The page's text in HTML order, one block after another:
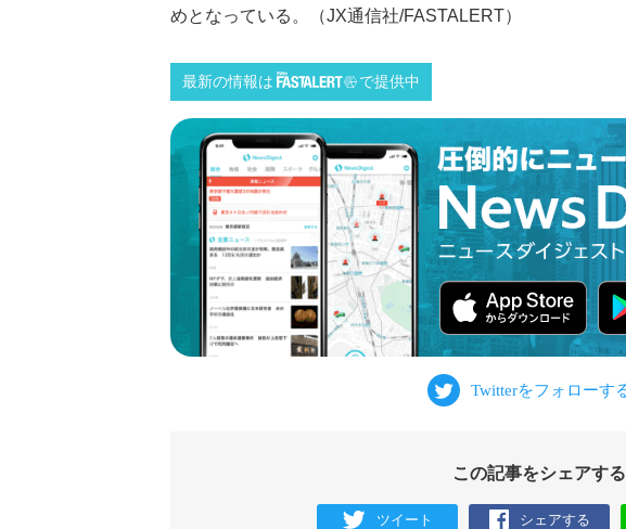
めとなっている。（JX通信社/FASTALERT）
最新の情報は で提供中
この記事をシェアする
ツイート シェアする